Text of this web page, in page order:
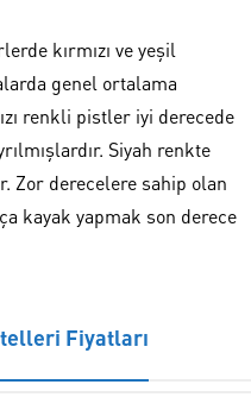
kırmızı ve yeşil
genel ortalama
renkli pistler iyi derecede
Siyah renkte
Zor derecelere sahip olan
kayak yapmak son derece
Fiyatları